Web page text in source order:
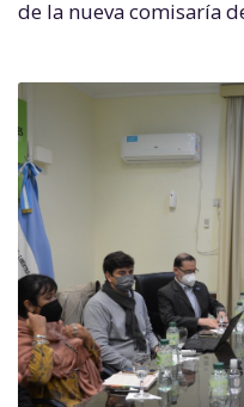
de la nueva comisaría